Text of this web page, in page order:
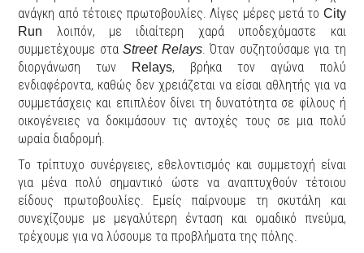
ανάγκη από τέτοιες πρωτοβουλίες. Λίγες μέρες μετά το City
Run
λοιπόν, με ιδιαίτερη χαρά υποδεχόμαστε και
συμμετέχουμε σταStreet Relays. Όταν συζητούσαμε για τη
διοργάνωση των
Relays, βρήκα τον αγώνα πολύ
ενδιαφέροντα, καθώς δεν χρειάζεται να είσαι αθλητής για να
συμμετάσχεις και επιπλέον δίνει τη δυνατότητα σε φίλους ή
οικογένειες να δοκιμάσουν τις αντοχές τους σε μια πολύ
ωραία διαδρομή.
Το τρίπτυχο συνέργειες, εθελοντισμός και συμμετοχή είναι
για μένα πολύ σημαντικό ώστε να αναπτυχθούν τέτοιου
είδους πρωτοβουλίες. Εμείς παίρνουμε τη σκυτάλη και
συνεχίζουμε με μεγαλύτερη ένταση και ομαδικό πνεύμα,
τρέχουμε για να λύσουμε τα προβλήματα της πόλης.